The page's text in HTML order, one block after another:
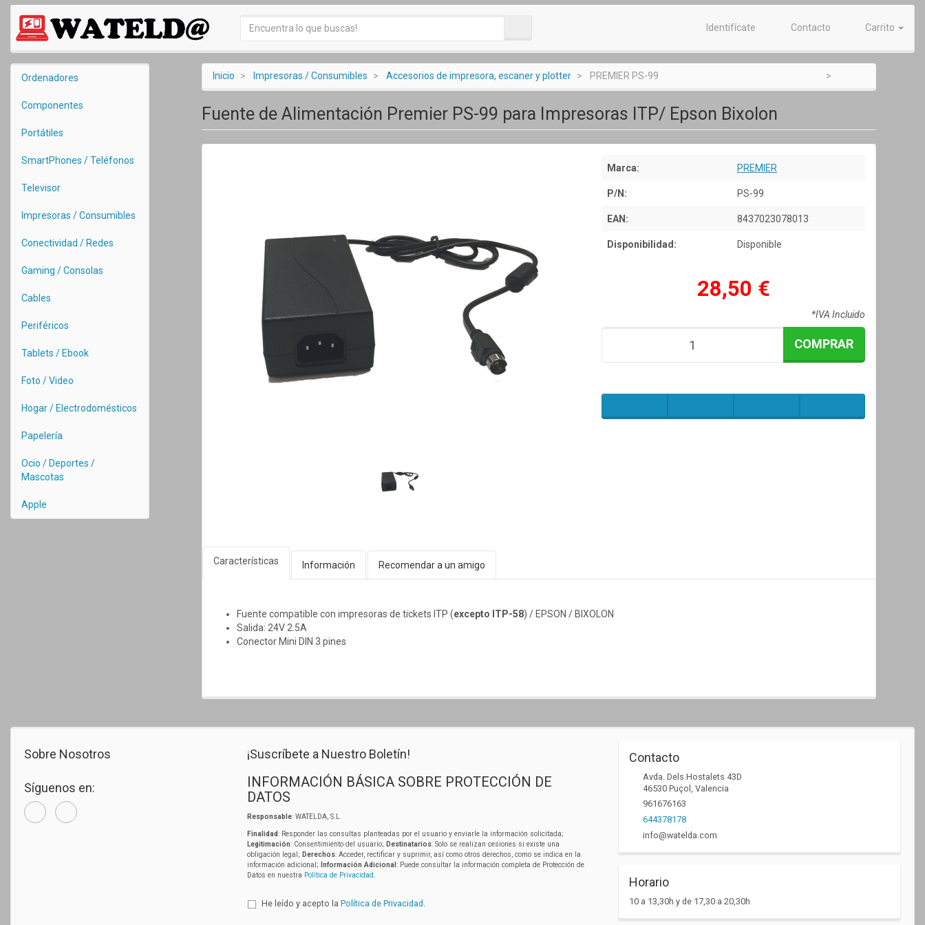
Identifícate Contacto Carrito
Ordenadores
Componentes
Portátiles
SmartPhones / Teléfonos
Televisor
Impresoras / Consumibles
Conectividad / Redes
Gaming / Consolas
Cables
Periféricos
Tablets / Ebook
Foto / Video
Hogar / Electrodomésticos
Papelería
Ocio / Deportes /
Mascotas
Apple
Inicio Impresoras / Consumibles Accesorios de impresora, escaner y plotter PREMIER PS-99
Fuente de Alimentación Premier PS-99 para Impresoras ITP/ Epson Bixolon
Marca: PREMIER
P/N: PS-99
EAN: 8437023078013
Disponibilidad: Disponible
28,50 €
*IVA Incluido
COMPRAR
Características Información Recomendar a un amigo
Fuente compatible con impresoras de tickets ITP (excepto ITP-58) / EPSON / BIXOLON
Salida: 24V 2.5A
Conector Mini DIN 3 pines
Sobre Nosotros
Síguenos en:
¡Suscríbete a Nuestro Boletín!
INFORMACIÓN BÁSICA SOBRE PROTECCIÓN DE
DATOS
Responsable: WATELDA, S.L.
Finalidad: Responder las consultas planteadas por el usuario y enviarle la información solicitada;
Legitimación: Consentimiento del usuario; Destinatarios: Solo se realizan cesiones si existe una
obligación legal; Derechos: Acceder, rectificar y suprimir, así como otros derechos, como se indica en la
información adicional;
Información Adicional : Puede consultar la información completa de Protección de
Datos en nuestra Política de Privacidad.
He leído y acepto la Política de Privacidad .
Contacto
Avda. Dels Hostalets 43D
46530 Puçol , Valencia
961676163
644378178
info@watelda.com
Horario
10 a 13,30h y de 17,30 a 20,30h